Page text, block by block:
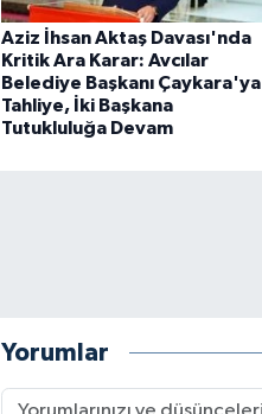
Aziz İhsan Aktaş Davası'nda
Kritik Ara Karar: Avcılar
Belediye Başkanı Çaykara'ya
Tahliye, İki Başkana
Tutukluluğa Devam
Yorumlar